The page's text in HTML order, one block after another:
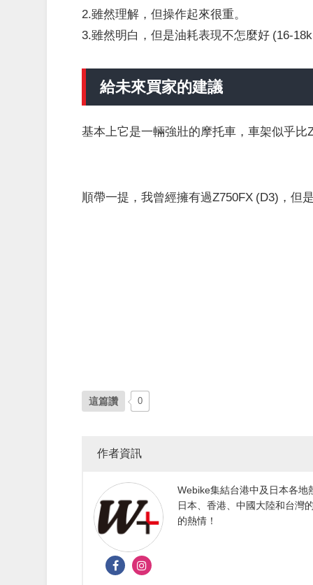
2.雖然理解，但操作起來很重。
3.雖然明白，但是油耗表現不怎麼好 (16-
給未來買家的建議
基本上它是一輛強壯的摩托車，車架似乎
順帶一提，我曾經擁有過Z750FX (D3)，但
這篇讚 0
作者資訊
Webike集結台港中及日本各地
日本、香港、中國大陸和台灣
的熱情！